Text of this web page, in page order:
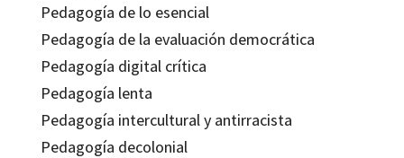
Pedagogía de lo esencial
Pedagogía de la evaluación democrática
Pedagogía digital crítica
Pedagogía lenta
Pedagogía intercultural y antirracista
Pedagogía decolonial